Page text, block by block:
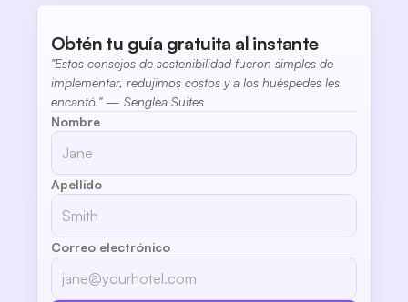
Obtén tu guía gratuita al instante
"Estos consejos de sostenibilidad fueron simples de
implementar, redujimos costos y a los huéspedes les
encantó." — Senglea Suites
Nombre
Apellido
Correo electrónico